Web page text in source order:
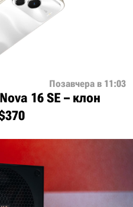
Позавчера в 11:03
16 SE – клон